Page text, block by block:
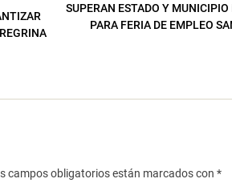
SUPERAN ESTADO Y
PARA FERIA DE EMPLEO
campos obligatorios están marcados con *